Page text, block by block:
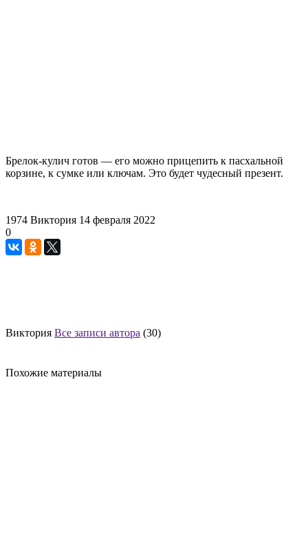
Брелок-кулич готов — его можно прицепить к пасхальной
корзине, к сумке или ключам. Это будет чудесный презент.
1974 Виктория 14 февраля 2022
0
Виктория Все записи автора (30)
Похожие материалы